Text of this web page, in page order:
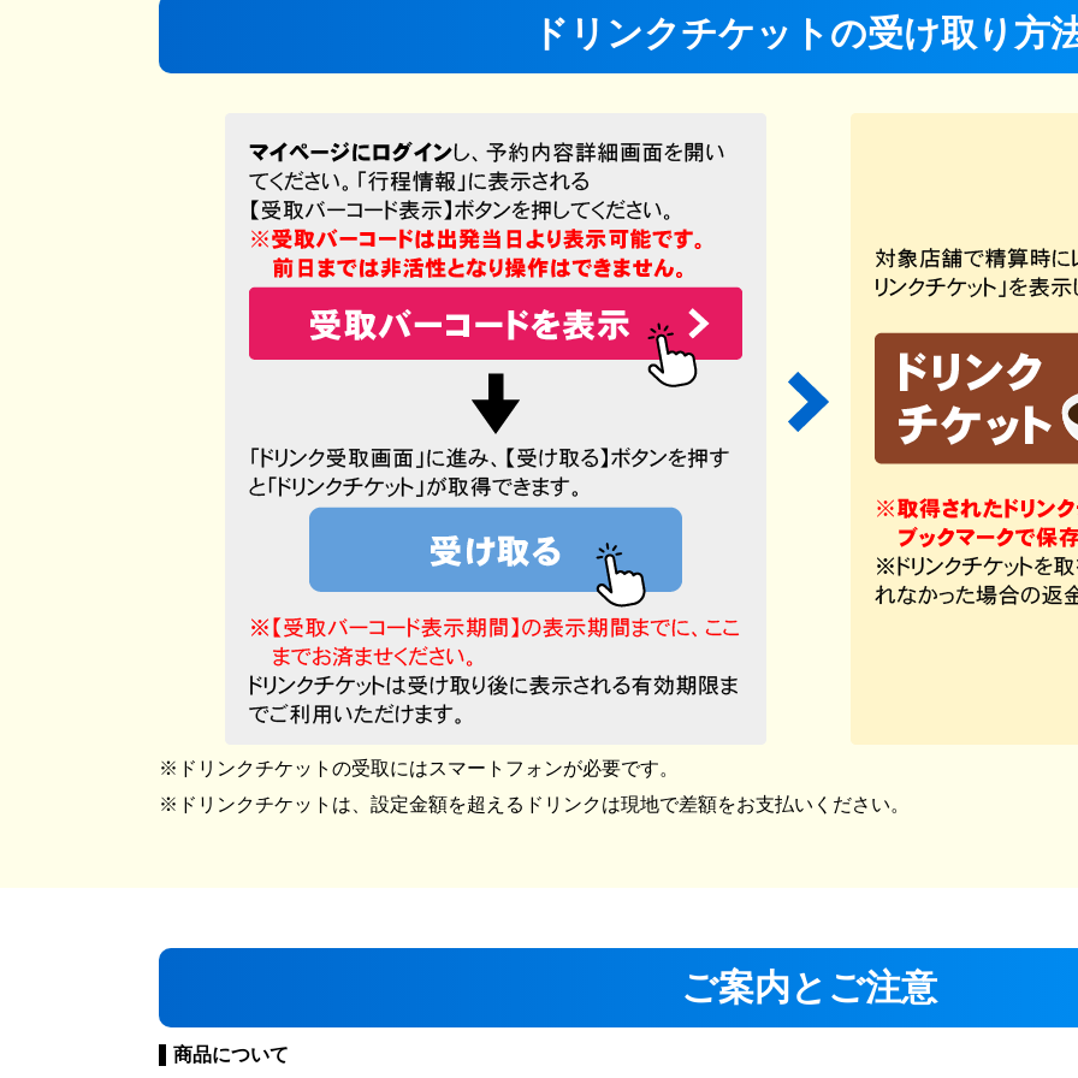
ドリンクチケットの受け取り方
ドリンクチケットの受取にはスマートフォンが必要です。
ドリンクチケットは、設定金額を超えるドリンクは現地で差額をお支払いください。
ご案内とご注意
商品について